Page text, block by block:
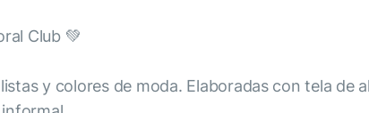
Club 💚
y colores de moda. Elaboradas con tela de